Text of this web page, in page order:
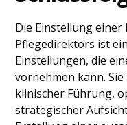
Die Einstellung
Pflegedirektors ist
Einstellungen, die
vornehmen kann.
klinischer Führung,
strategischer